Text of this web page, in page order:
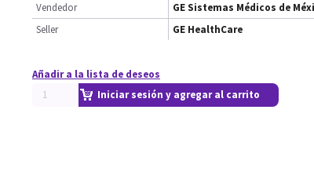
Vendedor
GE Sistemas Médicos de
Seller
GE HealthCare
Añadir a la lista de deseos
Iniciar sesión y agregar al carrito